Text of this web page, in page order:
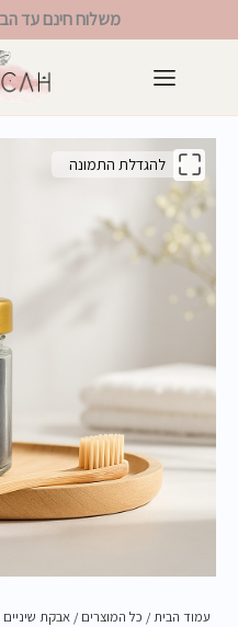
לתוכן
משלוח חינם עד
עמוד הבית/ כל המוצרים/ אבקת שיניים 30 גרם